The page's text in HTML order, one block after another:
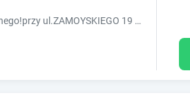
Willa z ogrodem w samym sercu Zakopanego!przy ul.ZAMOYSKIEGO 19 B 200m do Krupówek, metrów do najbliższego przystanku, skąd możecie ruszyć na szlak!